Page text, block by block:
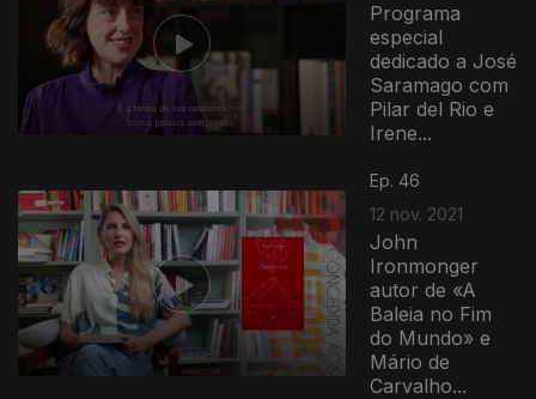
Programa
especial
dedicado a José
Saramago com
Pilar del Rio e
Irene...
Ep. 46
12 nov. 2021
John
Ironmonger
autor de «A
Baleia no Fim
do Mundo» e
Mário de
Carvalho...